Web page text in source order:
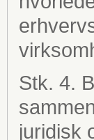
Stk. 4.
juridisk